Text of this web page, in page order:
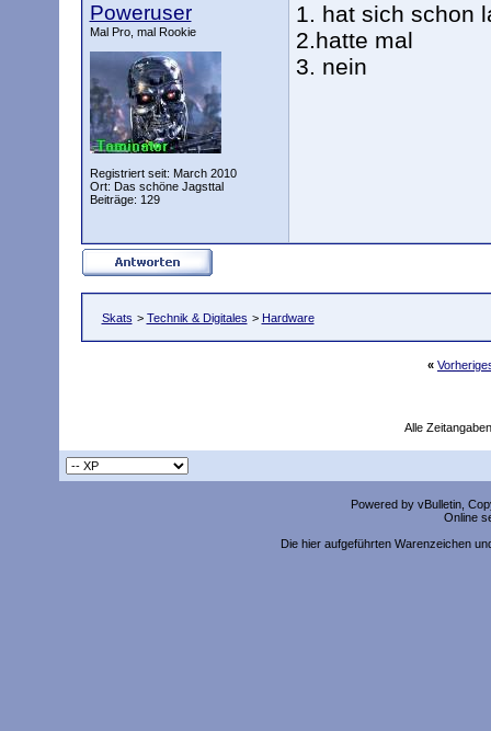
Poweruser
Mal Pro, mal Rookie
Registriert seit: March 2010
Ort: Das schöne Jagsttal
Beiträge: 129
1. hat sich schon
2.hatte mal
3. nein
Skats > Technik & Digitales > Hardware
«
Alle
Powered by vBulletin,
Online
Die hier aufgeführten Warenzeichen